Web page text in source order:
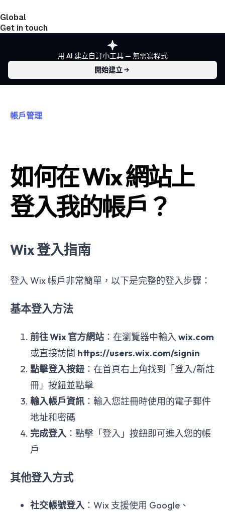
Global
Get in touch
用 AI 建立自訂小工具 — 無需寫程式
開始建立
帳戶管理
如何在 Wix 網站上
登入我的帳戶？
Wix 登入指南
登入 Wix 帳戶非常簡單，以下是完整的登入步驟：
基本登入方法
前往 Wix 官方網站 ：在瀏覽器中輸入 wix.com
或直接訪問 https://users.wix.com/signin
點擊登入按鈕 ：在首頁右上角找到「登入/新註
冊」按鈕並點擊
輸入帳戶資訊 ：輸入您註冊時使用的電子郵件
地址和密碼
完成登入 ：點擊「登入」按鈕即可進入您的帳
戶
其他登入方式
社交帳號登入 ：Wix 支援使用 Google、